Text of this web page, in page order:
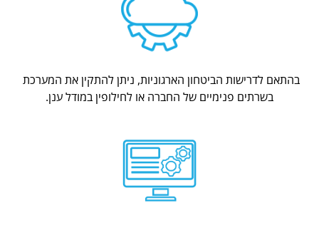
בהתאם לדרישות הביטחון הארגוניות, ניתן להתקין את המערכת
בשרתים פנימיים של החברה או לחילופין במודל ענן.